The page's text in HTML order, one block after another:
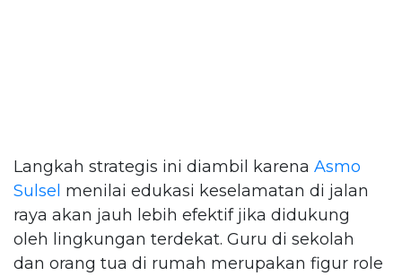
Langkah strategis ini diambil karena Asmo
Sulsel menilai edukasi keselamatan di jalan
raya akan jauh lebih efektif jika didukung
oleh lingkungan terdekat. Guru di sekolah
dan orang tua di rumah merupakan figur role